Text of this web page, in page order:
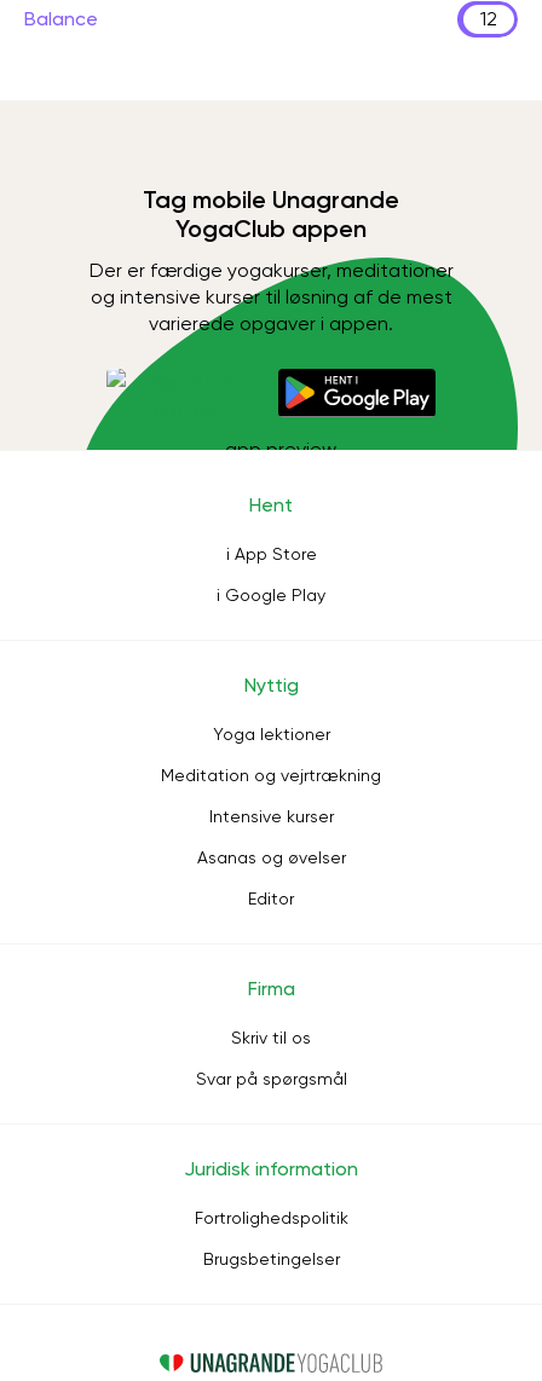
Balance 12
Tag mobile Unagrande
YogaClub appen
Der er færdige yogakurser, meditationer
og intensive kurser til løsning af de mest
varierede opgaver i appen.
Hent
i App Store
i Google Play
Nyttig
Yoga lektioner
Meditation og vejrtrækning
Intensive kurser
Asanas og øvelser
Editor
Firma
Skriv til os
Svar på spørgsmål
Juridisk information
Fortrolighedspolitik
Brugsbetingelser